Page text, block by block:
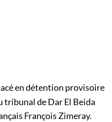
en détention provisoire
tribunal de Dar El Beida
François Zimeray.